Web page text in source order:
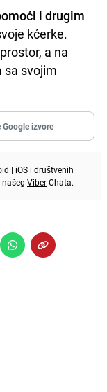
i drugim
kćerke.
a na
sa svojim
izvore
| iOS i društvenih
ViberChata.